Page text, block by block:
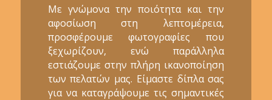
Με γνώμονα την ποιότητα και την
αφοσίωση στη λεπτομέρεια,
προσφέρουμε φωτογραφίες που
ξεχωρίζουν, ενώ παράλληλα
εστιάζουμε στην πλήρη ικανοποίηση
των πελατών μας. Είμαστε δίπλα σας
για να καταγράψουμε τις σημαντικές